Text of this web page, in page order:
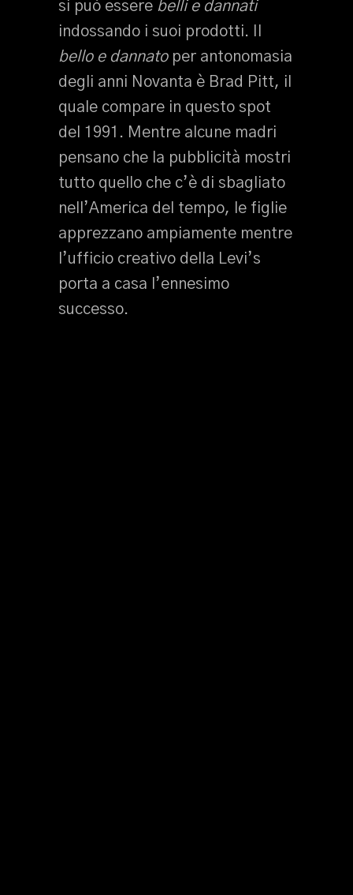
si può essere belli e dannati
indossando i suoi prodotti. Il
bello e dannatoper antonomasia
degli anni Novanta è Brad Pitt, il
quale compare in questo spot
del 1991. Mentre alcune madri
pensano che la pubblicità mostri
tutto quello che c’è di sbagliato
nell’America del tempo, le figlie
apprezzano ampiamente mentre
l’ufficio creativo della Levi’s
porta a casa l’ennesimo
successo.